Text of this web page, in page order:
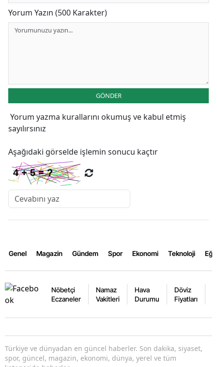
Yorum Yazın (500 Karakter)
GÖNDER
Yorum yazma kurallarını okumuş ve kabul etmiş
sayılırsınız
Aşağıdaki görselde işlemin sonucu kaçtır
Genel Magazin Gündem Spor Ekonomi Teknoloji
Nöbetçi
Eczaneler
Namaz
Vakitleri
Hava
Durumu
Döviz
Fiyatları
Türkiye ve dünyadan en güncel haberler. Son dakika, siyaset,
spor, güncel, magazin, ekonomi, dünya, yerel ve tüm